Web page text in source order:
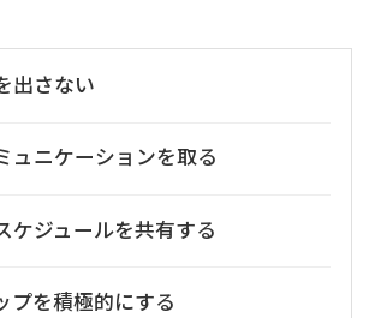
出さない
ュニケーションを取る
ケジュールを共有する
プを積極的にする